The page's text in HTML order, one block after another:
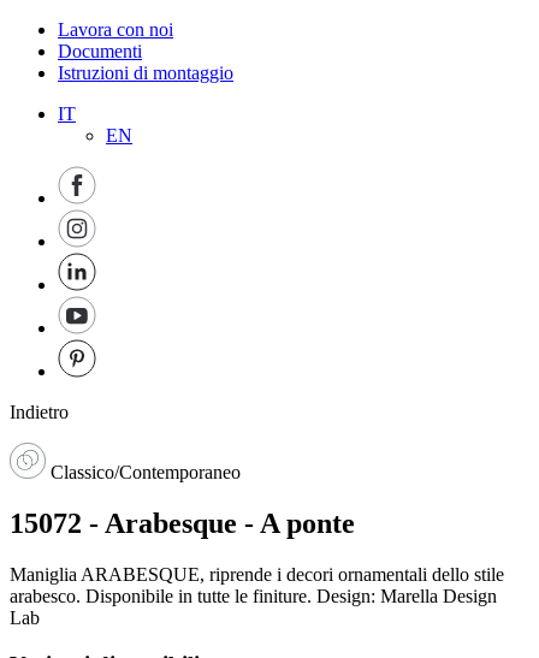
Lavora con noi
Documenti
Istruzioni di montaggio
IT
EN
Indietro
Classico/Contemporaneo
15072 - Arabesque - A ponte
Maniglia ARABESQUE, riprende i decori ornamentali dello stile
arabesco. Disponibile in tutte le finiture. Design: Marella Design
Lab